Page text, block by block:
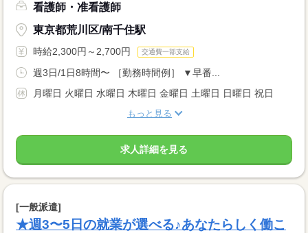
看護師・准看護師
東京都荒川区/南千住駅
時給2,300円～2,700円 交通費一部支給
週3日/1日8時間〜 ［勤務時間例］ ▼早番...
月曜日 火曜日 水曜日 木曜日 金曜日 土曜日 日曜日 祝日
もっと見る
求人詳細を見る
[一般派遣]
★週3〜5日の就業が選べる♪あなたらしく働こ